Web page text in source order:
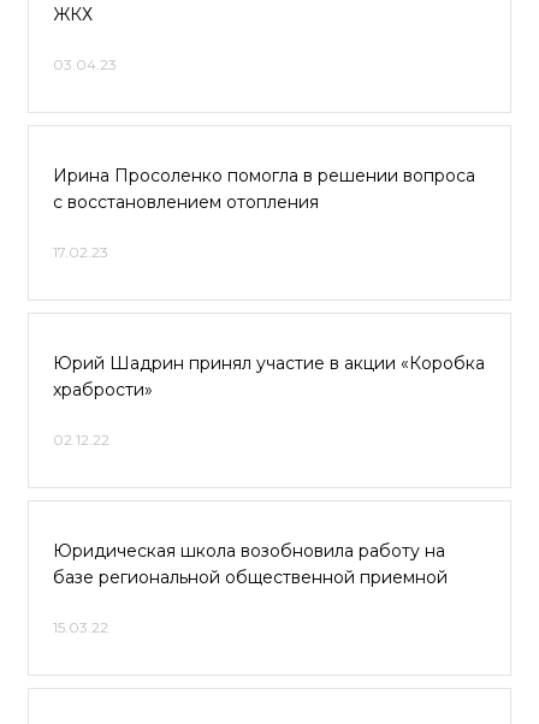
ЖКХ
03.04.23
Ирина Просоленко помогла в решении вопроса
с восстановлением отопления
17.02.23
Юрий Шадрин принял участие в акции «Коробка
храбрости»
02.12.22
Юридическая школа возобновила работу на
базе региональной общественной приемной
15.03.22